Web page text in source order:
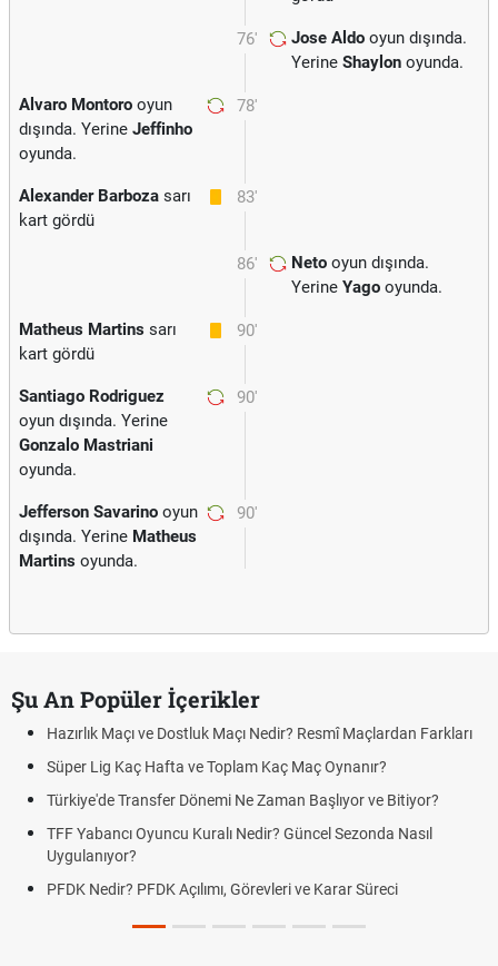
76' Jose Aldo oyun dışında.
Yerine Shaylon oyunda.
78'
Alvaro Montoro oyun
dışında. Yerine Jeffinho
oyunda.
83'
Alexander Barboza sarı
kart gördü
86' Neto oyun dışında.
Yerine Yago oyunda.
90'
Matheus Martins sarı
kart gördü
90'
Santiago Rodriguez
oyun dışında. Yerine
Gonzalo Mastriani
oyunda.
90'
Jefferson Savarino oyun
dışında. Yerine Matheus
Martins oyunda.
Şu An Popüler İçerikler
Hazırlık Maçı ve Dostluk Maçı Nedir? Resmî Maçlardan Farkları
Süper Lig Kaç Hafta ve Toplam Kaç Maç Oynanır?
Türkiye'de Transfer Dönemi Ne Zaman Başlıyor ve Bitiyor?
TFF Yabancı Oyuncu Kuralı Nedir? Güncel Sezonda Nasıl
Uygulanıyor?
PFDK Nedir? PFDK Açılımı, Görevleri ve Karar Süreci